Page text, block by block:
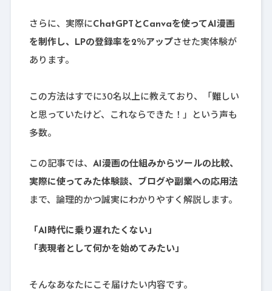
さらに、実際にChatGPTとCanvaを使ってAI漫画
を制作し、LPの登録率を2％アップ させた実体験が
あります。
この方法はすでに30名以上に教えており、「難しい
と思っていたけど、これならできた！」という声も
多数。
この記事では、 AI漫画の仕組みからツールの比較、
実際に使ってみた体験談、ブログや副業への応用法
まで、論理的かつ誠実にわかりやすく解説します。
「AI時代に乗り遅れたくない」
「表現者として何かを始めてみたい」
そんなあなたにこそ届けたい内容です。